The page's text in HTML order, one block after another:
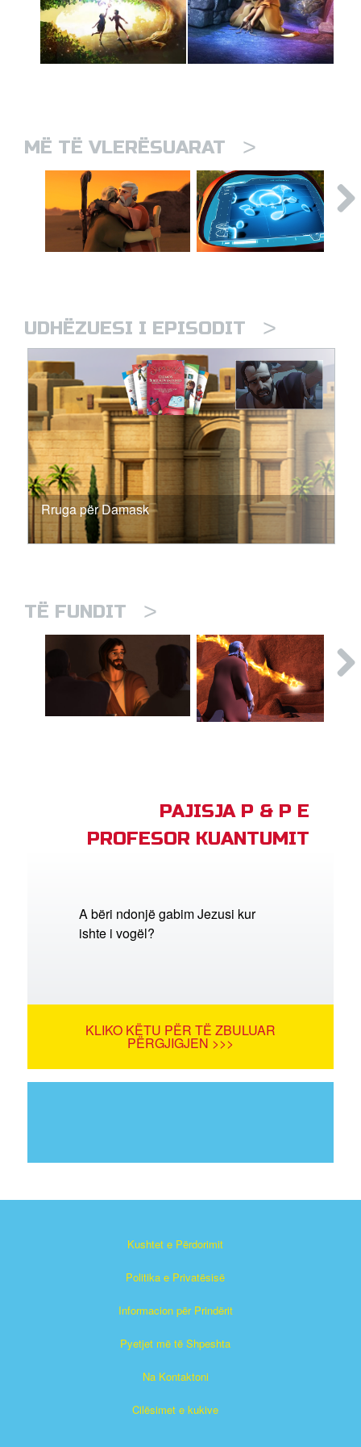
MË TË VLERËSUARAT >
UDHËZUESI I EPISODIT >
Rruga për Damask
TË FUNDIT >
PAJISJA P & P E
PROFESOR KUANTUMIT
A bëri ndonjë gabim Jezusi kur
ishte i vogël?
KLIKO KËTU PËR TË ZBULUAR
PËRGJIGJEN >>>
Kushtet e Përdorimit
Politika e Privatësisë
Informacion për Prindërit
Pyetjet më të Shpeshta
Na Kontaktoni
Cilësimet e kukive